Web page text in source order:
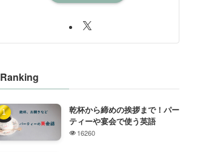
Ranking
乾杯から締めの挨拶まで！パー
ティーや宴会で使う英語
16260